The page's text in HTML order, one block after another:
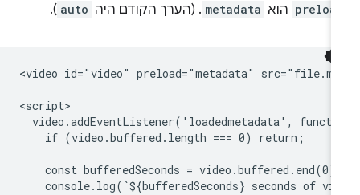
הוא metadata . (הערך הקודם היה auto
).
<video id="video" preload="metadata"
<script>
video.addEventListener('loadedmetadata',
    if (video.buffered.length === 0) return;
const bufferedSeconds =
console.log(`${bufferedSeconds} seconds of